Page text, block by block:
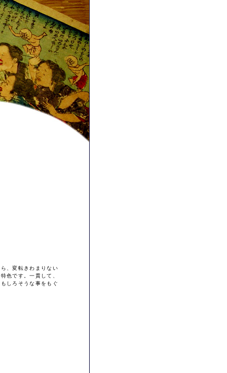
、変転きわまりない
色です。一貫して、
しろそうな事をもぐ